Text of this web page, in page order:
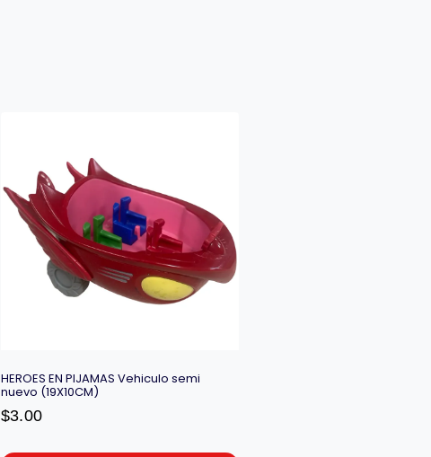
HEROES EN PIJAMAS Vehiculo semi
nuevo (19X10CM)
$3.00